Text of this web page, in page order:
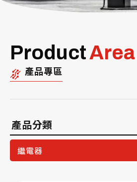
ProductArea
產品專區
產品分類
繼電器